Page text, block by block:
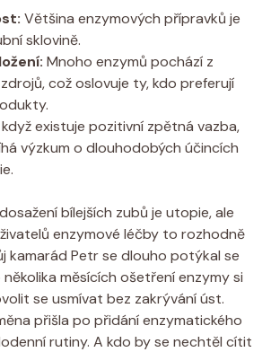
Většina enzymových přípravků je
sklovině.
Mnoho enzymů pochází z
což oslovuje ty, kdo preferují
když existuje pozitivní zpětná vazba,
výzkum o dlouhodobých účincích
bílejších zubů je utopie, ale
enzymové léčby to rozhodně
kamarád Petr se dlouho potýkal se
měsících ošetření enzymy si
se usmívat bez zakrývání úst.
přišla po přidání enzymatického
rutiny. A kdo by se nechtěl cítit